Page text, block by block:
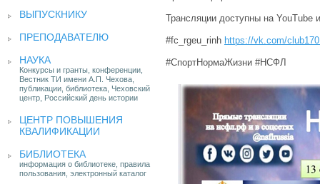
ВЫПУСКНИКУ
ПРЕПОДАВАТЕЛЮ
НАУКА
Конкурсы и гранты, конференции,
Вестник ТИ имени А.П. Чехова,
публикации, библиотека, Чеховский
центр, Российский день истории
ЦЕНТР ПОВЫШЕНИЯ
КВАЛИФИКАЦИИ
БИБЛИОТЕКА
информация о библиотеке, правила
пользования, электронный каталог
Трансляции доступны на YouTube
#fc_rgeu_rinh https://vk.com/
#СпортНормаЖизни #НСФЛ